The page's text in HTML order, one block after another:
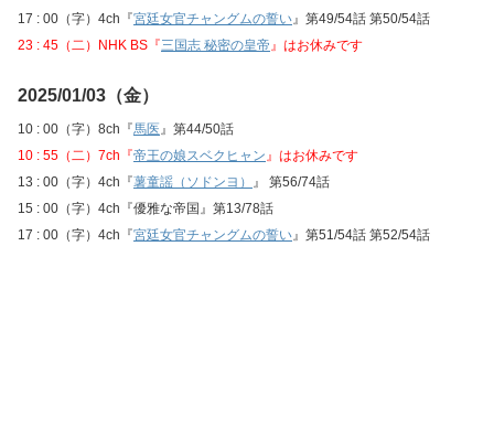
17 : 00（字）4ch『宮廷女官チャングムの誓い』第49/54話 第50/54話
23 : 45（二）NHK BS『三国志 秘密の皇帝』はお休みです
2025/01/03（金）
10 : 00（字）8ch『馬医』第44/50話
10 : 55（二）7ch『帝王の娘スベクヒャン』はお休みです
13 : 00（字）4ch『薯童謡（ソドンヨ） 』 第56/74話
15 : 00（字）4ch『優雅な帝国』第13/78話
17 : 00（字）4ch『宮廷女官チャングムの誓い』第51/54話 第52/54話